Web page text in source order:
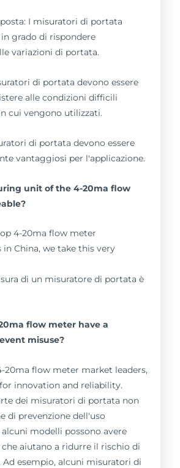
I misuratori di portata
in grado di rispondere
variazioni di portata.
di portata devono essere
alle condizioni difficili
cui vengono utilizzati.
di portata devono essere
vantaggiosi per l'applicazione.
unit of the 4-20ma flow
4-20ma flow meter
China, we take this very
di un misuratore di portata è
flow meter have a
misuse?
20ma flow meter market leaders,
innovation and reliability.
dei misuratori di portata non
di prevenzione dell'uso
modelli possono avere
aiutano a ridurre il rischio di
esempio, alcuni misuratori di